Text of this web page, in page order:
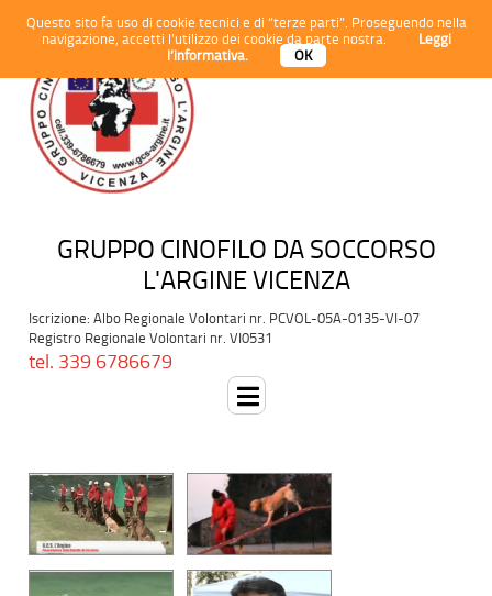
Questo sito fa uso di cookie tecnici e di “terze parti”. Proseguendo nella
navigazione, accetti l’utilizzo dei cookie da parte nostra.
Leggi
l’informativa.
OK
GRUPPO CINOFILO DA SOCCORSO
L'ARGINE VICENZA
Iscrizione: Albo Regionale Volontari nr. PCVOL-05A-0135-VI-07
Registro Regionale Volontari nr. VI0531
tel. 339 6786679